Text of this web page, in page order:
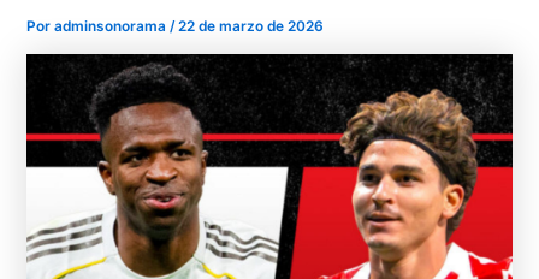
Poradminsonorama/22 de marzo de 2026